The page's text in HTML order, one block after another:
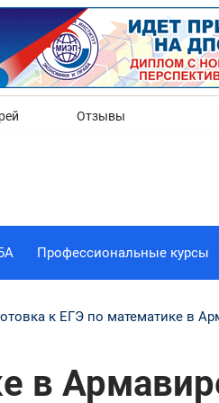
Отзывы
Профессиональные курсы
к ЕГЭ по математике в
в